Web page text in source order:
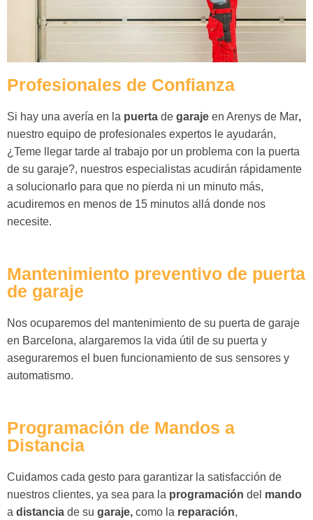
Profesionales de Confianza
Si hay una avería en la puerta de garaje en Arenys de Mar,
nuestro equipo de profesionales expertos le ayudarán,
¿Teme llegar tarde al trabajo por un problema con la puerta
de su garaje?, nuestros especialistas acudirán rápidamente
a solucionarlo para que no pierda ni un minuto más,
acudiremos en menos de 15 minutos allá donde nos
necesite.
Mantenimiento preventivo de puerta
de garaje
Nos ocuparemos del mantenimiento de su puerta de garaje
en Barcelona, alargaremos la vida útil de su puerta y
aseguraremos el buen funcionamiento de sus sensores y
automatismo.
Programación de Mandos a
Distancia
Cuidamos cada gesto para garantizar la satisfacción de
nuestros clientes, ya sea para la programación del mando
a distancia de su garaje, como la reparación,